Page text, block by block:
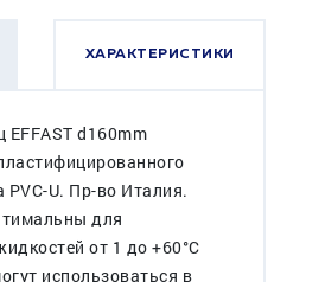
ХАРАКТЕРИСТИКИ
d160mm
U. Пр-во Италия.
для
от 1 до +60°C
использоваться в